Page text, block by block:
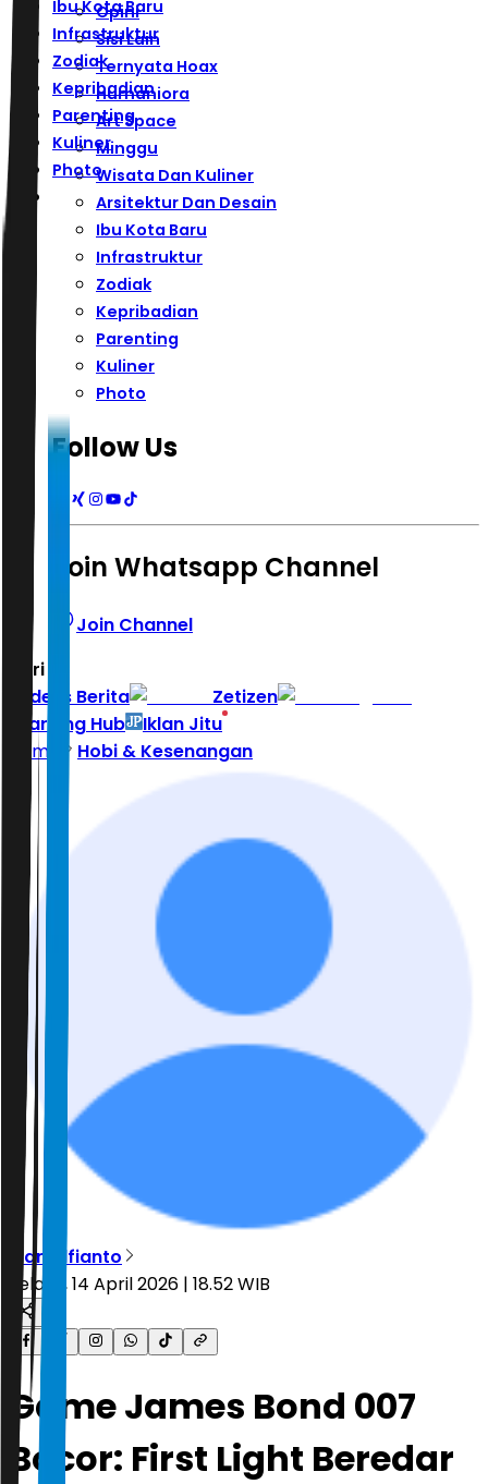
Ibu Kota Baru
Infrastruktur
Zodiak
Kepribadian
Parenting
Kuliner
Photo
Opini
Sisi Lain
Ternyata Hoax
Humaniora
Art Space
Minggu
Wisata Dan Kuliner
Arsitektur Dan Desain
Ibu Kota Baru
Infrastruktur
Zodiak
Kepribadian
Parenting
Kuliner
Photo
Follow Us
Join Whatsapp Channel
Join Channel
Hari ini
Indeks Berita
Zetizen
Learning Hub
Iklan Jitu
Home
Hobi & Kesenangan
Rian Alfianto
Selasa, 14 April 2026 | 18.52 WIB
Game James Bond 007
Bocor: First Light Beredar